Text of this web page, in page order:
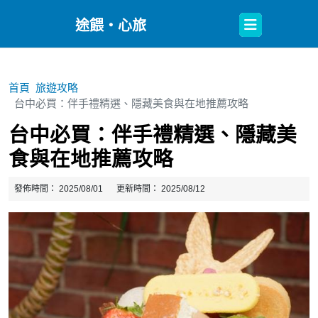
途餵・心旅
Open
Button
首頁 旅遊攻略
台中必買：伴手禮精選、隱藏美食與在地推薦攻略
台中必買：伴手禮精選、隱藏美
食與在地推薦攻略
發佈時間： 2025/08/01 更新時間： 2025/08/12